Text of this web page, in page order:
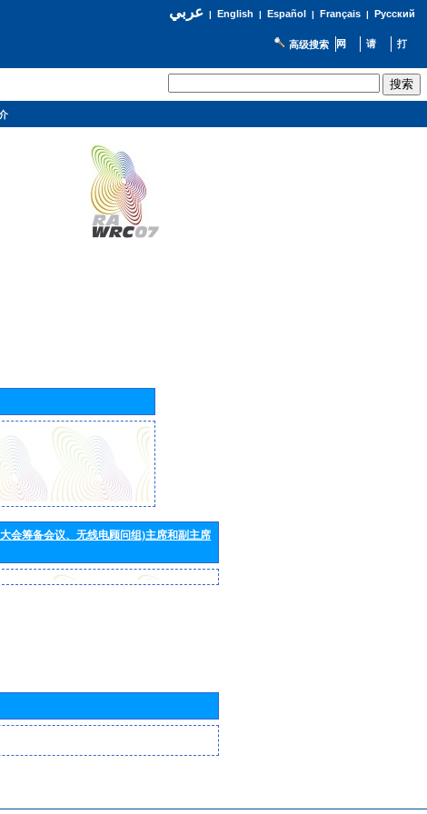
عربي| English | Español | Français| Русский
高级搜索
会筹备会议、无线电顾问组)主席和副主席